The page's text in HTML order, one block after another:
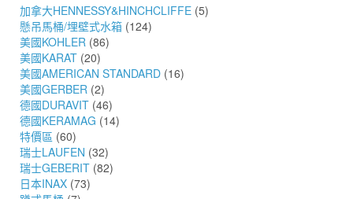
加拿大HENNESSY&HINCHCLIFFE (5)
懸吊馬桶/埋壁式水箱 (124)
美國KOHLER (86)
美國KARAT (20)
美國AMERICAN STANDARD (16)
美國GERBER (2)
德國DURAVIT (46)
德國KERAMAG (14)
特價區 (60)
瑞士LAUFEN (32)
瑞士GEBERIT (82)
日本INAX (73)